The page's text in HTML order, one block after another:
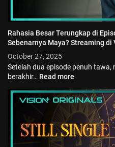
Rahasia Besar Terungkap di
Sebenarnya Maya? Streaming di
October 27, 2025
Setelah dua episode penuh tawa,
berakhir… Read more